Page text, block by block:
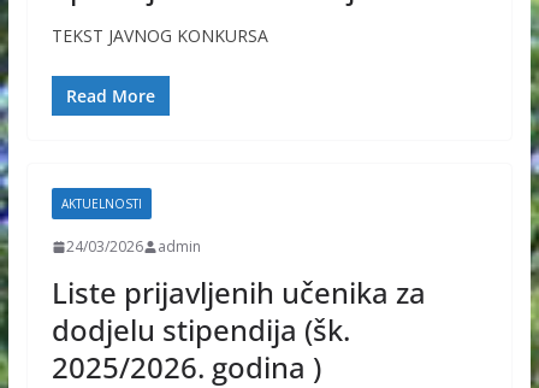
TEKST JAVNOG KONKURSA
Read More
AKTUELNOSTI
24/03/2026 admin
Liste prijavljenih učenika za
dodjelu stipendija (šk.
2025/2026. godina )